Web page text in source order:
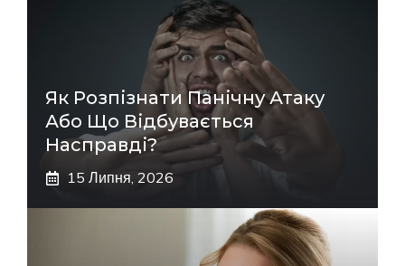
Як Розпізнати Панічну Атаку
Або Що Відбувається
Насправді?
15 Липня, 2026